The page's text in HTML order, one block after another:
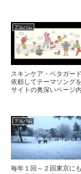
アルバム
スキンケア・ベタガー
依頼してテーマソング
サイトの奥深いページ
アルバム
毎年１回～２回東京に